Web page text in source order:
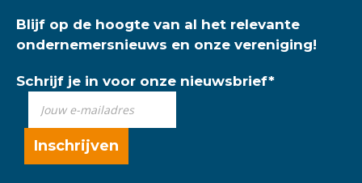
Blijf op de hoogte van al het relevante
ondernemersnieuws en onze vereniging!
Schrijf je in voor onze nieuwsbrief*